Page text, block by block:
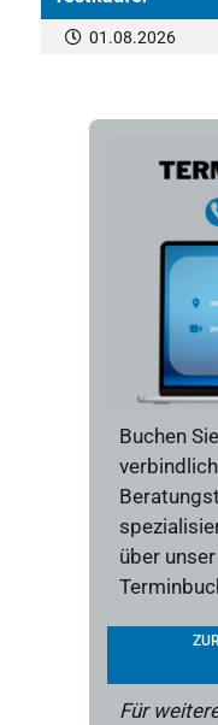
01.08.2026
Buchen
über
Für